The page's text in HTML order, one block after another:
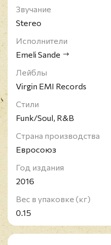
Звучание
Stereo
Исполнители
Emeli Sande
Лейблы
Virgin EMI Records
Стили
Funk/Soul, R&B
Страна производства
Евросоюз
Год издания
2016
Вес в упаковке (кг)
0.15